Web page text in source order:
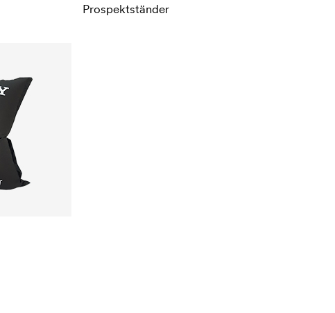
Prospektständer